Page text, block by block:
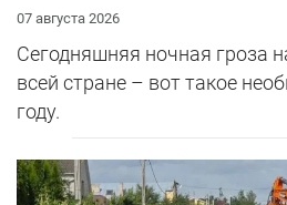
07 августа 2026
Сегодняшняя ночная гроза
всей стране – вот такое
году.